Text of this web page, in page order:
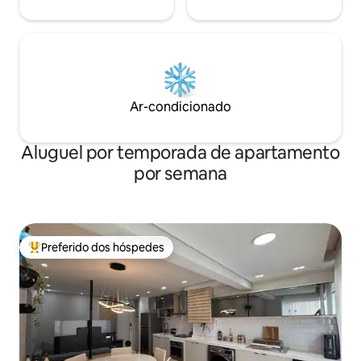
Ar-condicionado
Aluguel por temporada de apartamento
por semana
Entre os melhores preferidos dos hóspedes
Preferido dos hóspedes